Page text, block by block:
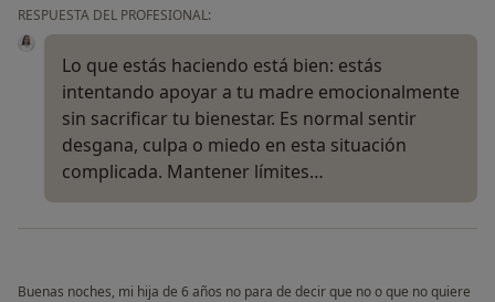
RESPUESTA DEL PROFESIONAL:
Lo que estás haciendo está bien: estás
intentando apoyar a tu madre emocionalmente
sin sacrificar tu bienestar. Es normal sentir
desgana, culpa o miedo en esta situación
complicada. Mantener límites…
Buenas noches, mi hija de 6 años no para de decir que no o que no quiere